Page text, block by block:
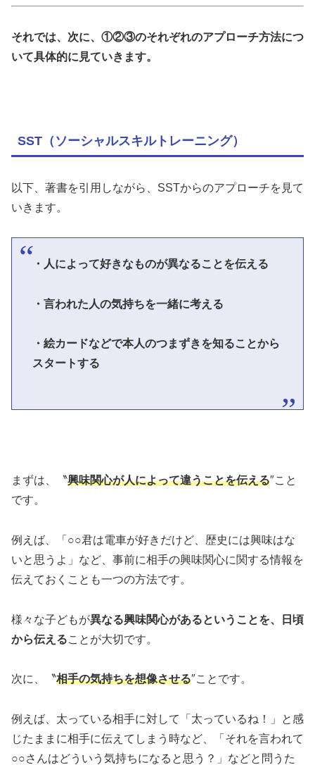
それでは、次に、①②③のそれぞれのアプローチ方法につ
いて具体的に見ていきます。
SST（ソーシャルスキルトレーニング）
以下、著書を引用しながら、SSTからのアプローチを見て
いきます。
・人によって好きなものが異なることを伝える
・言われた人の気持ちを一緒に考える
・絵カードなどで本人のつまずきを知ることから
スタートする
まずは、〝興味関心が人によって違うことを伝える″こと
です。
例えば、「○○君は電車が好きだけど、歴史には興味はな
いと思うよ」など、事前に相手の興味関心に関する情報を
伝えておくことも一つの方法です。
様々な子どもが異なる興味関心があるということを、日頃
から伝えることが大切です。
次に、〝相手の気持ちを想像させる″ことです。
例えば、太っている相手に対して「太っているね！」と感
じたままに相手に伝えてしまう時など、「それを言われて
○○さんはどういう気持ちになると思う？」などと問うた